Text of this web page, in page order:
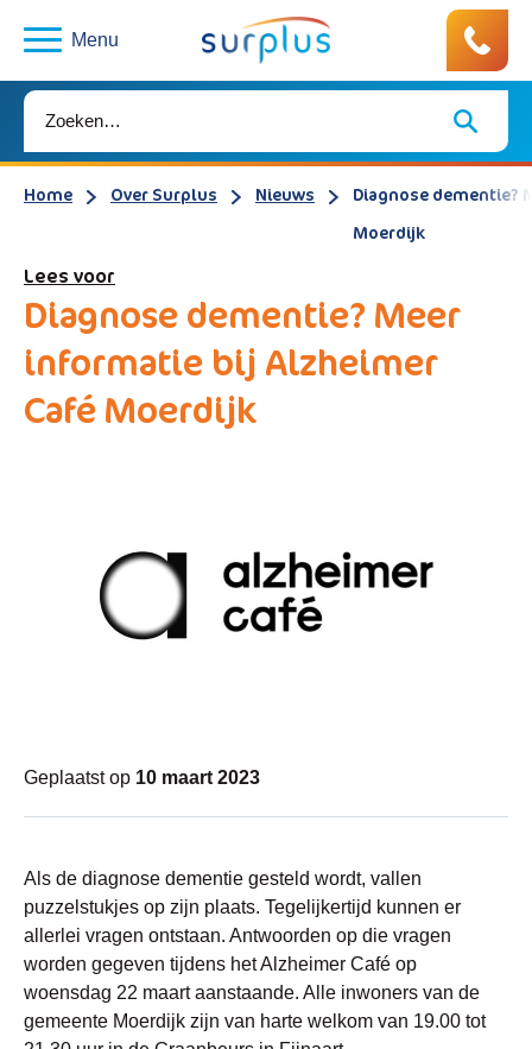
Menu
Home Over Surplus Nieuws
Diagnose dementie?
Moerdijk
Lees voor
Diagnose dementie? Meer
informatie bij Alzheimer
Café Moerdijk
Geplaatst op 10 maart 2023
Als de diagnose dementie gesteld wordt, vallen
puzzelstukjes op zijn plaats. Tegelijkertijd kunnen er
allerlei vragen ontstaan. Antwoorden op die vragen
worden gegeven tijdens het Alzheimer Café op
woensdag 22 maart aanstaande. Alle inwoners van de
gemeente Moerdijk zijn van harte welkom van 19.00 tot